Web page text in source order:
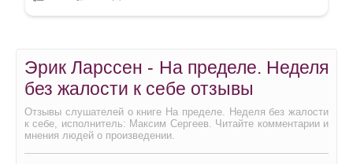
Эрик Ларссен - На пределе. Неделя
без жалости к себе отзывы
Отзывы слушателей о книге На пределе. Неделя без жалости
к себе, исполнитель: Максим Сергеев. Читайте комментарии и
мнения людей о произведении.